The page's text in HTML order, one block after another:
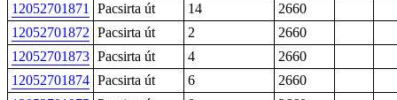
12052701871
Pacsirta út 14
2660
12052701872 Pacsirta út 2
2660
12052701873 Pacsirta út 4
2660
12052701874 Pacsirta út 6
2660